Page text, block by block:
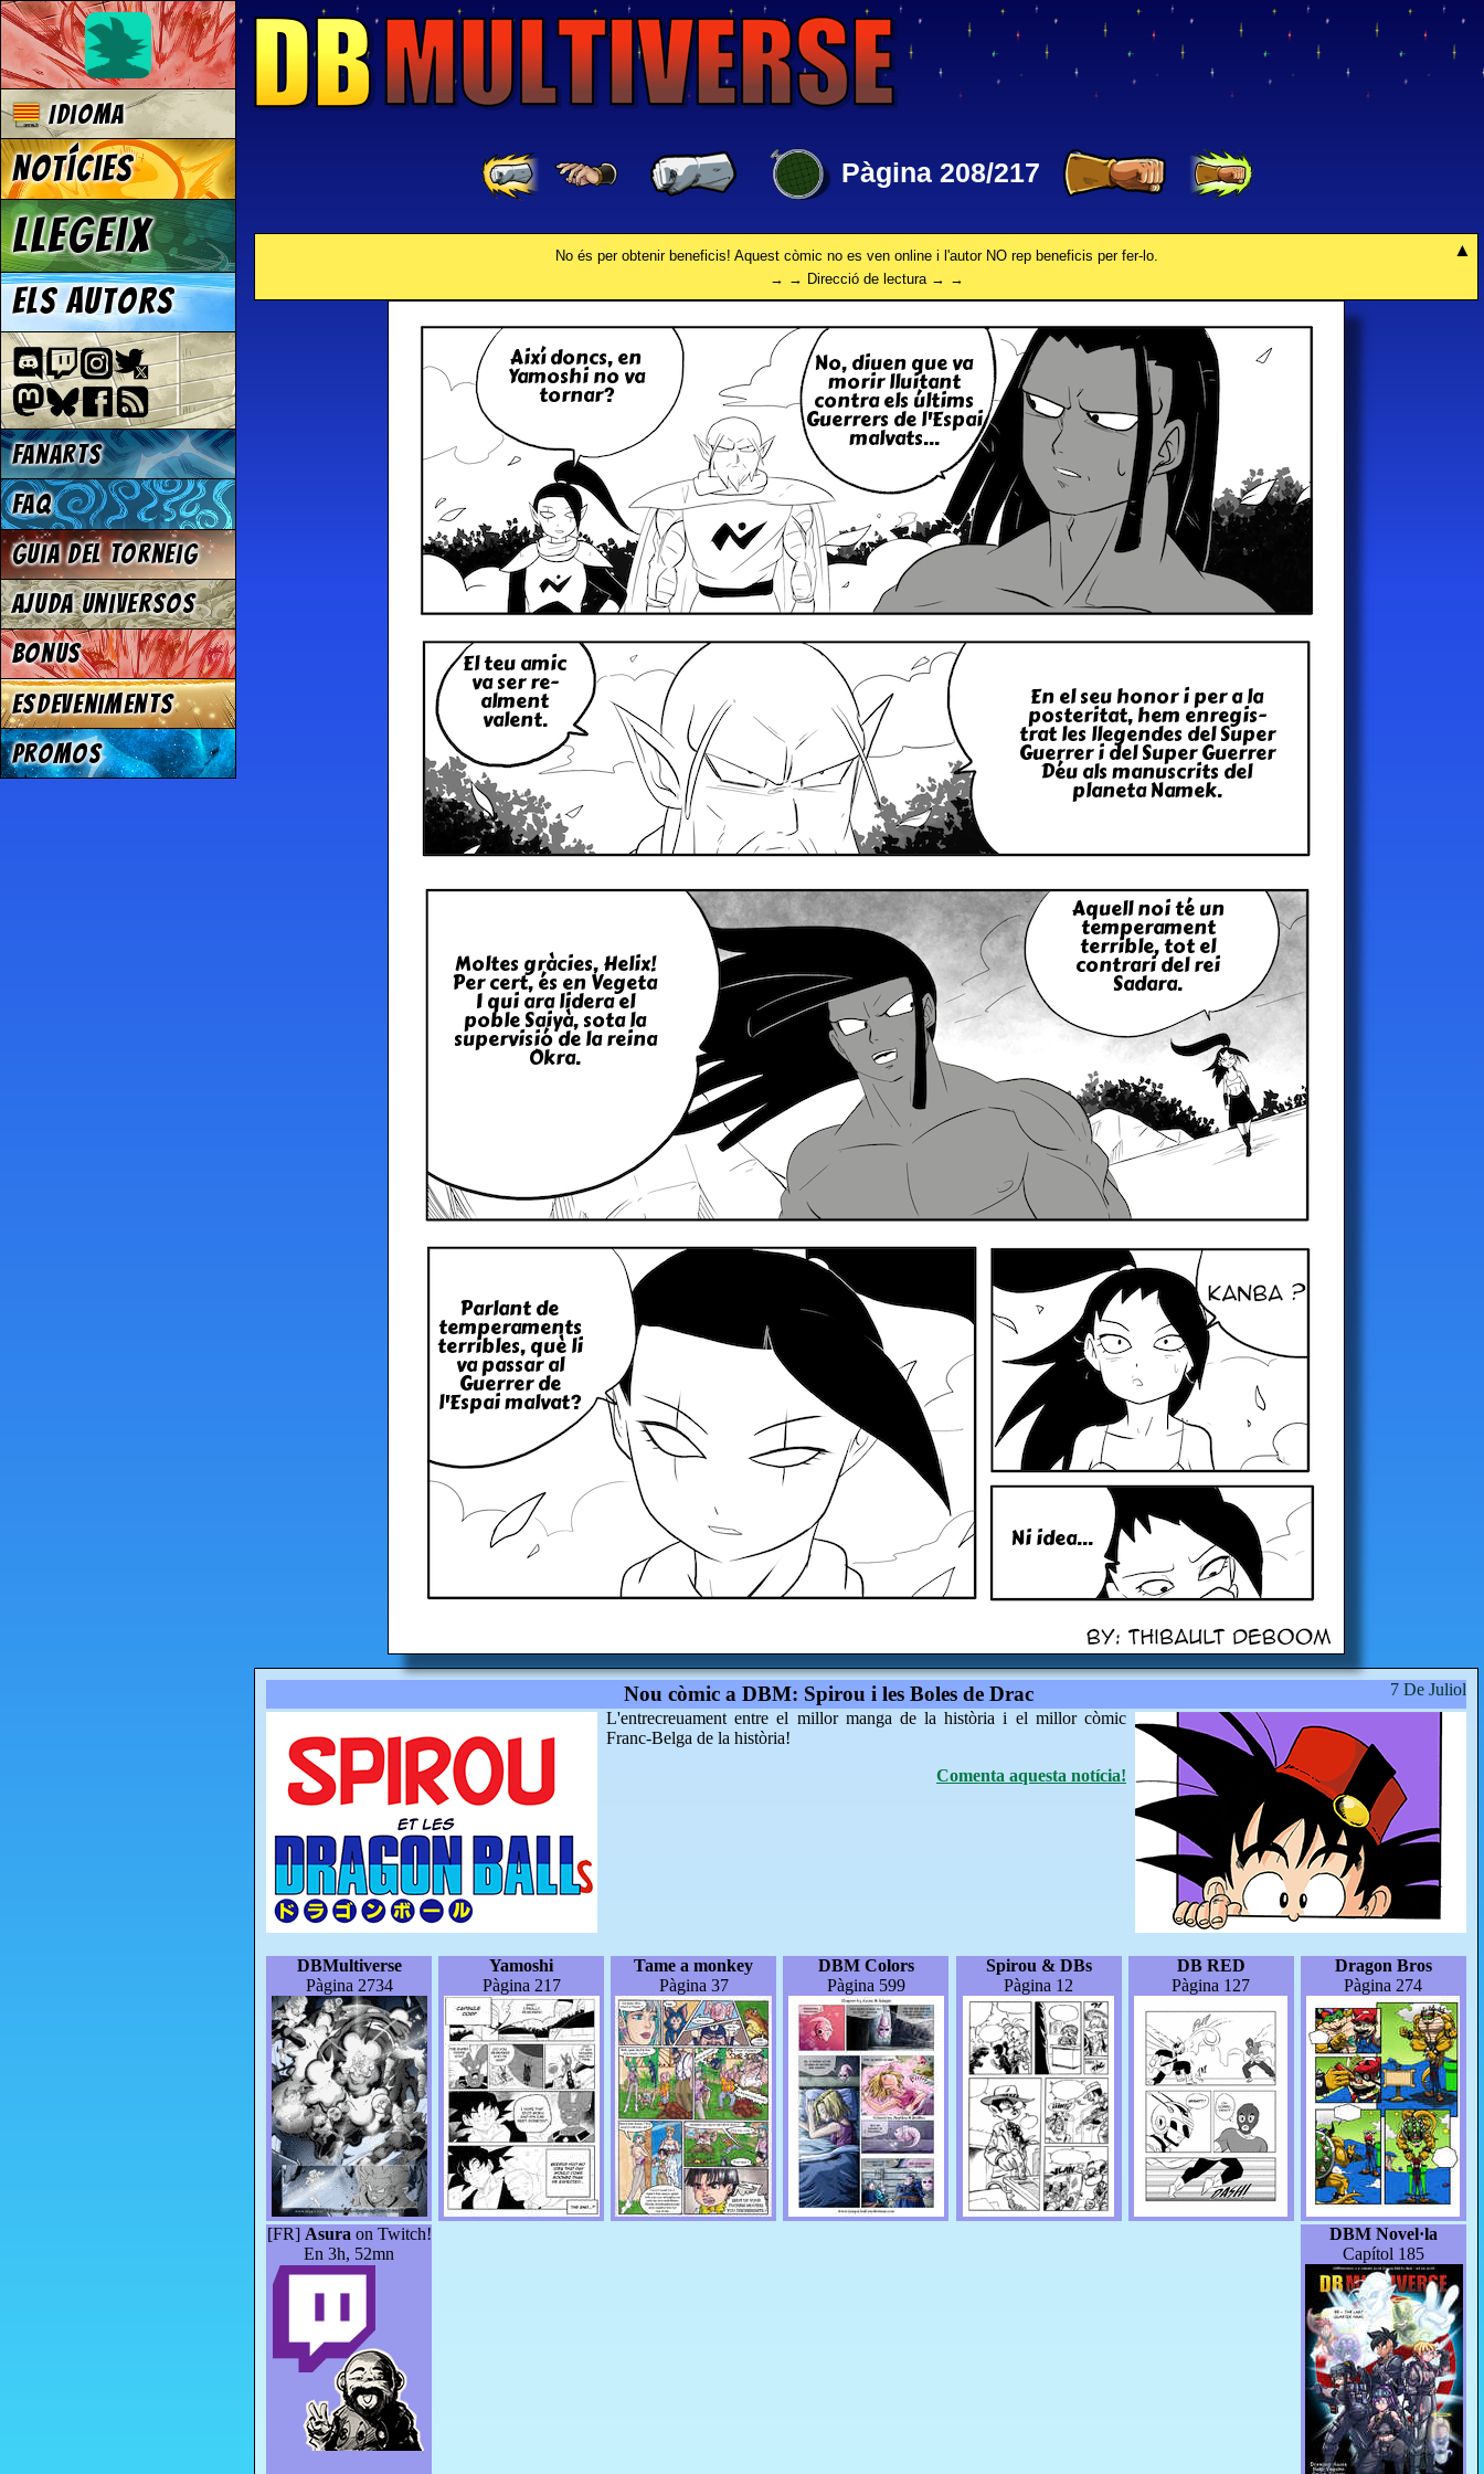
Pàgina 208/217
No és per obtenir beneficis! Aquest còmic no es ven online i l'autor NO rep beneficis per fer-lo.
→ → Direcció de lectura → →
Així doncs, en
Yamoshi no va
tornar?
No, diuen que va
morir llui­tant
contra els últims
Guerrers de l'Espai
malvats...
El teu amic
va ser re­
alment
valent.
En el seu honor i per a la
posteri­tat, hem enregis­
trat les llegendes del Super
Guerrer i del Super Guerrer
Déu als manuscrits del
planeta Namek.
Moltes gràcies, Helix!
Per cert, és en Vegeta
I qui ara lidera el
poble Saiyà, sota la
supervisió de la reina
Okra.
Aquell noi té un
tempe­rament
terrible, tot el
con­trari del rei
Sadara.
Parlant de
tempe­raments
terribles, què li
va passar al
Guerrer de
l'Espai malvat?
Ni idea...
7 De Juliol
Nou còmic a DBM: Spirou i les Boles de Drac
L'entrecreuament entre el millor manga de la història i el millor còmic
Franc-Belga de la història!
Comenta aquesta notícia!
DBMultiverse
Pàgina 2734
Yamoshi
Pàgina 217
Tame a monkey
Pàgina 37
DBM Colors
Pàgina 599
Spirou & DBs
Pàgina 12
DB RED
Pàgina 127
Dragon Bros
Pàgina 274
[FR] Asura on Twitch!
En 3h, 52mn
DBM Novel·la
Capítol 185
Idioma
Notícies
Llegeix
Els autors
Fanarts
FAQ
Guia del torneig
Ajuda Universos
Bonus
Esdeveniments
Promos